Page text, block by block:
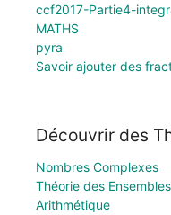
ccf2017-Partie4-
MATHS
pyra
Savoir ajouter des
Découvrir des
Nombres Complexes
Théorie des Ensembles
Arithmétique